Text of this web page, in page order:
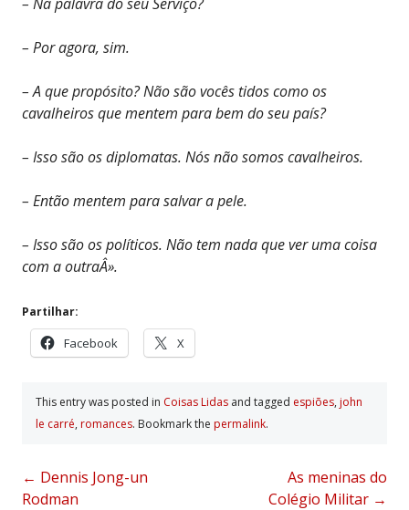
– Por agora, sim.
– A que propósito? Não são vocês tidos como os
cavalheiros que mentem para bem do seu país?
– Isso são os diplomatas. Nós não somos cavalheiros.
– Então mentem para salvar a pele.
– Isso são os políticos. Não tem nada que ver uma coisa
com a outraÂ».
Partilhar:
Facebook X
This entry was posted in Coisas Lidas and tagged espiões, john
le carré, romances. Bookmark the permalink.
Post
← Dennis Jong-un
Rodman
As meninas do
Colégio Militar →